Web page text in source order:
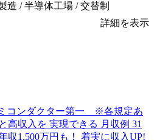
造 / 半導体工場 / 交替制
詳細を表示